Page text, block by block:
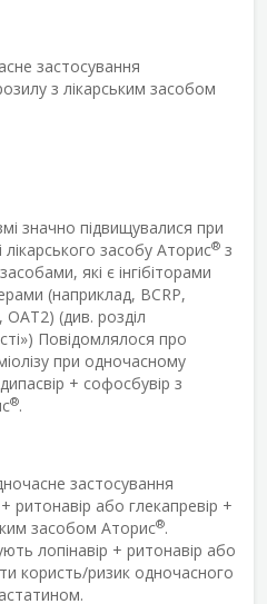
застосування
з лікарським засобом
значно підвищувалися при
засобу Аторис® з
які є інгібіторами
(наприклад, BCRP,
(див. розділ
Повідомлялося про
при одночасному
+ софосбувір з
®.
застосування
ритонавір або глекапревір +
засобом Аторис®.
лопінавір + ритонавір або
користь/ризик одночасного